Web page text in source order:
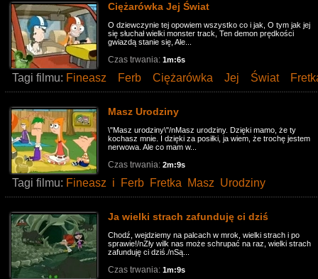
Ciężarówka Jej Świat
O dziewczynie tej opowiem wszystko co i jak, O tym jak jej
się słuchał wielki monster track, Ten demon prędkości
gwiazdą stanie się, Ale...
Czas trwania: 1m:6s
Tagi filmu: Fineasz Ferb Ciężarówka Jej Świat
Masz Urodziny
\"Masz urodziny\"/nMasz urodziny. Dzięki mamo, że ty
kochasz mnie. I dzięki za posiłki, ja wiem, że trochę jestem
nerwowa. Ale co mam w...
Czas trwania: 2m:9s
Tagi filmu: Fineasz i Ferb Fretka Masz Urodziny
Ja wielki strach zafunduję ci dziś
Chodź, wejdziemy na palcach w mrok, wielki strach i po
sprawie!/nZły wilk nas może schrupać na raz, wielki strach
zafunduję ci dziś./nSą...
Czas trwania: 1m:9s